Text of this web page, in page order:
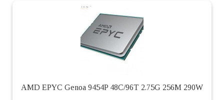
AMD EPYC Genoa 9454P 48C/96T 2.75G 256M 290W